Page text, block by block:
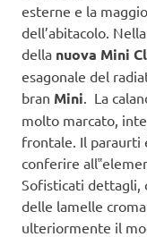
esterne e la
dell’abitacolo.
della nuova Mini
esagonale del
bran Mini . La
molto marcato,
frontale. Il paraurti
conferire
Sofisticati dettagli,
delle lamelle
ulteriormente il